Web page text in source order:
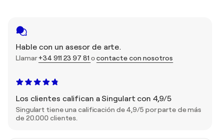
Hable con un asesor de arte.
Llamar+34 911 23 97 81 ocontacte con nosotros
Los clientes califican a Singulart con 4,9/5
Singulart tiene una calificación de 4,9/5 por parte de más
de 20.000 clientes.